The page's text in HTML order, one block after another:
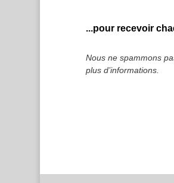
...pour recevoir
Nous ne spammons
plus d’informations.